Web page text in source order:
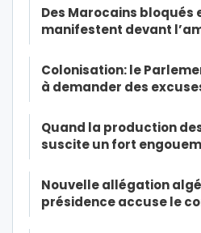
Des Marocains bloqués
manifestent devant
Colonisation: le
à demander des
Quand la production
suscite un fort
Nouvelle allégation
présidence accuse le